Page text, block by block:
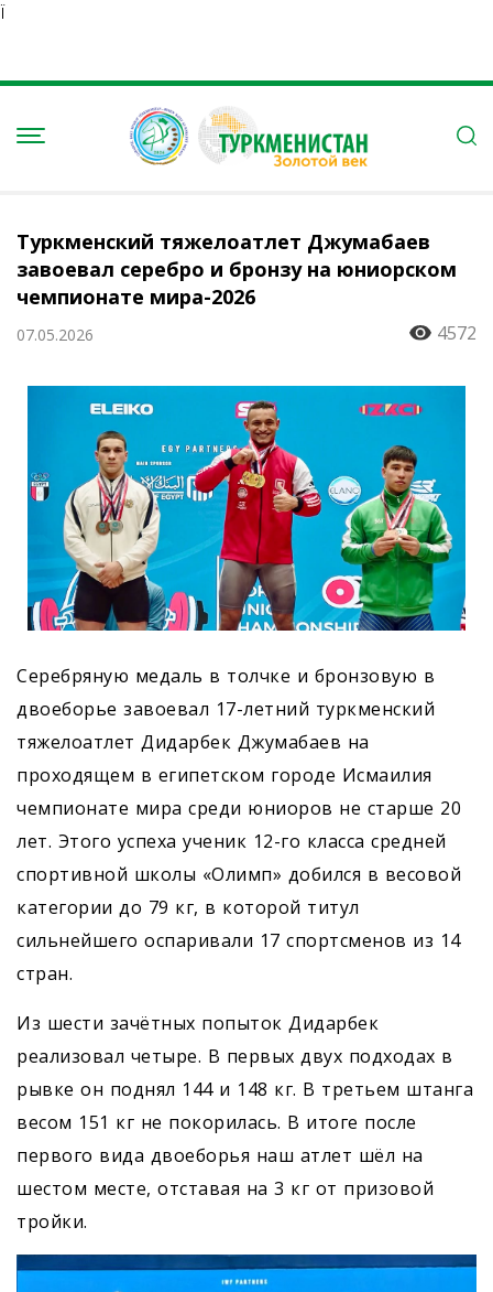
Ï
Туркменский тяжелоатлет Джумабаев
завоевал серебро и бронзу на юниорском
чемпионате мира-2026
07.05.2026 4572
Серебряную медаль в толчке и бронзовую в
двоеборье завоевал 17-летний туркменский
тяжелоатлет Дидарбек Джумабаев на
проходящем в египетском городе Исмаилия
чемпионате мира среди юниоров не старше 20
лет. Этого успеха ученик 12-го класса средней
спортивной школы «Олимп» добился в весовой
категории до 79 кг, в которой титул
сильнейшего оспаривали 17 спортсменов из 14
стран.
Из шести зачётных попыток Дидарбек
реализовал четыре. В первых двух подходах в
рывке он поднял 144 и 148 кг. В третьем штанга
весом 151 кг не покорилась. В итоге после
первого вида двоеборья наш атлет шёл на
шестом месте, отставая на 3 кг от призовой
тройки.